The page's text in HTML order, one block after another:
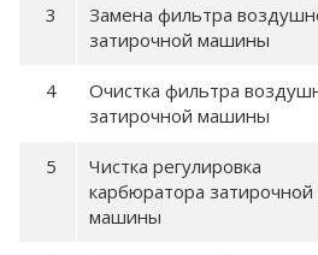
Замена фильтра
затирочной машины
Очистка фильтра
затирочной машины
Чистка регулировка
карбюратора затирочной
машины